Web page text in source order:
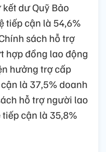
dư Quỹ Bảo
tiếp cận là 54,6%
sách hỗ trợ
hợp đồng lao động
hưởng trợ cấp
là 37,5% doanh
hỗ trợ người lao
cận là 35,8%